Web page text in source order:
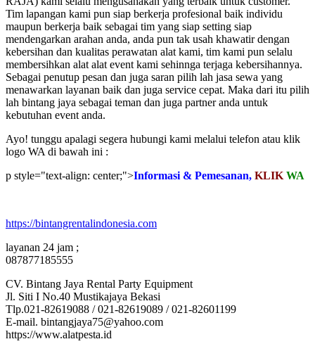
Tim lapangan kami pun siap berkerja profesional baik individu
maupun berkerja baik sebagai tim yang siap setting siap
mendengarkan arahan anda, anda pun tak usah khawatir dengan
kebersihan dan kualitas perawatan alat kami, tim kami pun selalu
membersihkan alat alat event kami sehinnga terjaga kebersihannya.
Sebagai penutup pesan dan juga saran pilih lah jasa sewa yang
menawarkan layanan baik dan juga service cepat. Maka dari itu pilih
lah bintang jaya sebagai teman dan juga partner anda untuk
kebutuhan event anda.
Ayo! tunggu apalagi segera hubungi kami melalui telefon atau klik
logo WA di bawah ini :
p style="text-align: center;">Informasi & Pemesanan, KLIK WA
https://bintangrentalindonesia.com
layanan 24 jam ;
087877185555
CV. Bintang Jaya Rental Party Equipment
Jl. Siti I No.40 Mustikajaya Bekasi
Tlp.021-82619088 / 021-82619089 / 021-82601199
E-mail. bintangjaya75@yahoo.com
https://www.alatpesta.id